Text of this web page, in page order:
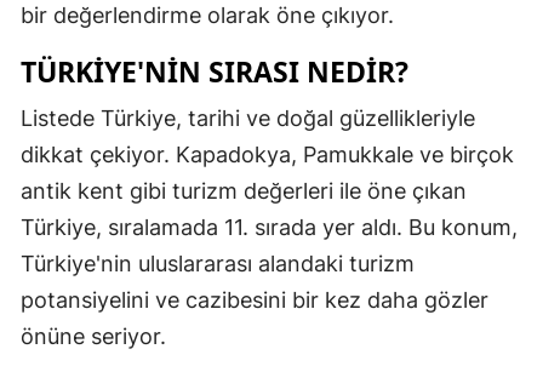
Gümüşhane
Hakkari
Hatay
Isparta
bir değerlendirme olarak öne çıkıyor.
TÜRKIYE'NIN SIRASI NEDIR?
Listede Türkiye, tarihi ve doğal güzellikleriyle
dikkat çekiyor. Kapadokya, Pamukkale ve birçok
antik kent gibi turizm değerleri ile öne çıkan
Türkiye, sıralamada 11. sırada yer aldı. Bu konum,
Türkiye'nin uluslararası alandaki turizm
potansiyelini ve cazibesini bir kez daha gözler
önüne seriyor.